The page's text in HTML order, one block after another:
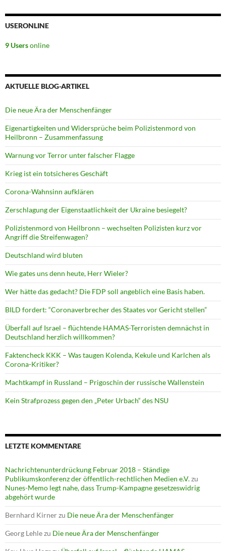
USERONLINE
9 Usersonline
AKTUELLE BLOG-ARTIKEL
Die neue Ära der Menschenfänger
Eigenartigkeiten und Widersprüche beim Polizistenmord von
Heilbronn – Zusammenfassung
Warnung vor Terror unter falscher Flagge
Krieg ist ein totsicheres Geschäft
Corona-Wahnsinn aufklären
Zerschlagung der Eigenstaatlichkeit der Ukraine besiegelt?
Polizistenmord von Heilbronn – wechselten Polizisten kurz vor
Angriff die Streifenwagen?
Deutschland wird bluten
Wie gates uns denn heute, Herr Wieler?
Wer hätte das gedacht? Die FDP soll angeblich eine Basis haben.
BILD fordert: “Coronaverbrecher des Staates vor Gericht stellen”
Überfall auf Israel – flüchtende HAMAS-Terroristen demnächst in
Deutschland herzlich willkommen?
Faktencheck KKK – Was taugen Kolenda, Kekule und Karlchen als
Corona-Kritiker?
Machtkampf in Russland – Prigoschin der russische Wallenstein
Kein Strafprozess gegen den „Peter Urbach“ des NSU
LETZTE KOMMENTARE
Nachrichtenunterdrückung Februar 2018 – Ständige
Publikumskonferenz der öffentlich-rechtlichen Medien e.V.zu
Nunes-Memo legt nahe, dass Trump-Kampagne gesetzeswidrig
abgehört wurde
Bernhard Kirnerzu Die neue Ära der Menschenfänger
Georg Lehlezu Die neue Ära der Menschenfänger